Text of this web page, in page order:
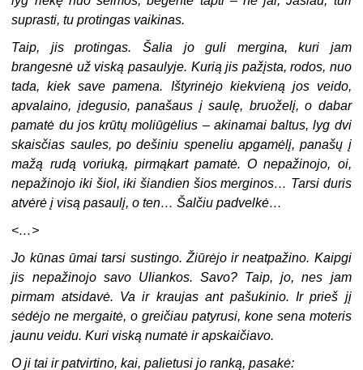
suprasti, tu protingas vaikinas.
Taip, jis protingas. Šalia jo guli mergina, kuri jam
brangesnė už viską pasaulyje. Kurią jis pažįsta, rodos, nuo
tada, kiek save pamena. Ištyrinėjo kiekvieną jos veido,
apvalaino, įdegusio, panašaus į saulę, bruoželį, o dabar
pamatė du jos krūtų moliūgėlius – akinamai baltus, lyg dvi
skaisčias saules, po dešiniu speneliu apgamėlį, panašų į
mažą rudą voriuką, pirmąkart pamatė. O nepažinojo, oi,
nepažinojo iki šiol, iki šiandien šios merginos… Tarsi duris
atvėrė į visą pasaulį, o ten… Šalčiu padvelkė…
<…>
Jo kūnas ūmai tarsi sustingo. Žiūrėjo ir neatpažino. Kaipgi
jis nepažinojo savo Uliankos. Savo? Taip, jo, nes jam
pirmam atsidavė. Va ir kraujas ant pašukinio. Ir prieš jį
sėdėjo ne mergaitė, o greičiau patyrusi, kone sena moteris
jaunu veidu. Kuri viską numatė ir apskaičiavo.
O ji tai ir patvirtino, kai, palietusi jo ranką, pasakė: